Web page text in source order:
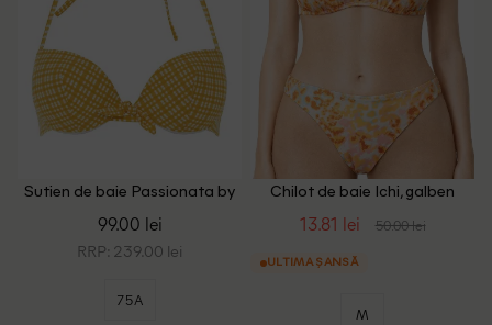
Sutien de baie Passionata by
99.00 lei
RRP: 239.00 lei
75A
Chilot de baie Ichi, galben
13.81 lei 50.00 lei
ULTIMA ȘANSĂ
M